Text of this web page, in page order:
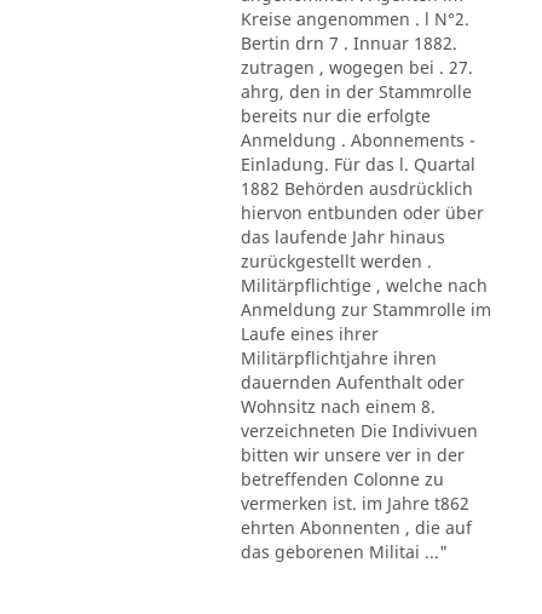
Kreise angenommen . l N°2.
Bertin drn 7 . Innuar 1882.
zutragen , wogegen bei . 27.
ahrg, den in der Stammrolle
bereits nur die erfolgte
Anmeldung . Abonnements -
Einladung. Für das l. Quartal
1882 Behörden ausdrücklich
hiervon entbunden oder über
das laufende Jahr hinaus
zurückgestellt werden .
Militärpflichtige , welche nach
Anmeldung zur Stammrolle im
Laufe eines ihrer
Militärpflichtjahre ihren
dauernden Aufenthalt oder
Wohnsitz nach einem 8.
verzeichneten Die Indivivuen
bitten wir unsere ver in der
betreffenden Colonne zu
vermerken ist. im Jahre t862
ehrten Abonnenten , die auf
das geborenen Militai ..."